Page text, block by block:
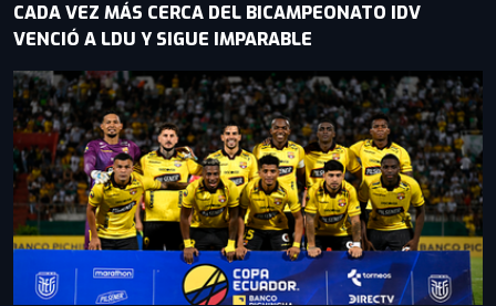
CADA VEZ MÁS CERCA DEL BICAMPEONATO IDV
VENCIÓ A LDU Y SIGUE IMPARABLE